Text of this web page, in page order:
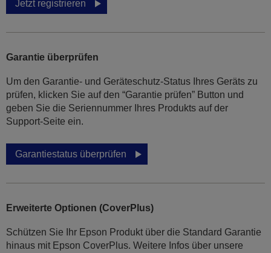
Jetzt registrieren
Garantie überprüfen
Um den Garantie- und Geräteschutz-Status Ihres Geräts zu
prüfen, klicken Sie auf den “Garantie prüfen” Button und
geben Sie die Seriennummer Ihres Produkts auf der
Support-Seite ein.
Garantiestatus überprüfen
Erweiterte Optionen (CoverPlus)
Schützen Sie Ihr Epson Produkt über die Standard Garantie
hinaus mit Epson CoverPlus. Weitere Infos über unsere